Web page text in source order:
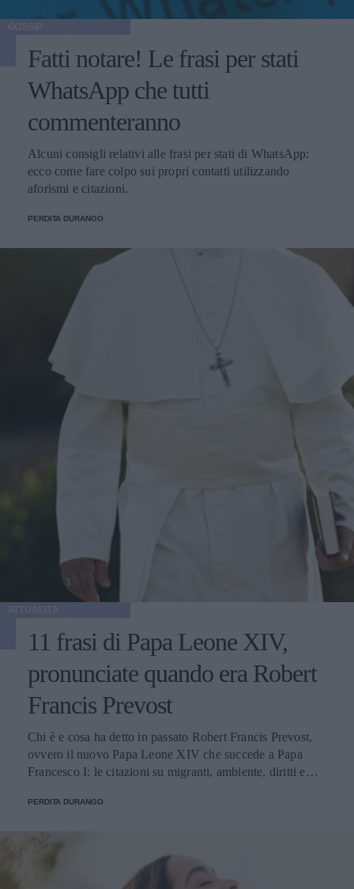
Fatti notare! Le frasi per stati
WhatsApp che tutti
commenteranno
Alcuni consigli relativi alle frasi per stati di WhatsApp:
ecco come fare colpo sui propri contatti utilizzando
aforismi e citazioni.
PERDITA DURANGO
11 frasi di Papa Leone XIV,
pronunciate quando era Robert
Francis Prevost
Chi è e cosa ha detto in passato Robert Francis Prevost,
ovvero il nuovo Papa Leone XIV che succede a Papa
Francesco I: le citazioni su migranti, ambiente, diritti e
PERDITA DURANGO